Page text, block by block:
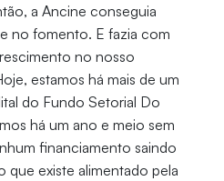
a Ancine conseguia
no fomento. E fazia com
no nosso
estamos há mais de um
do Fundo Setorial Do
há um ano e meio sem
financiamento saindo
que existe alimentado pela